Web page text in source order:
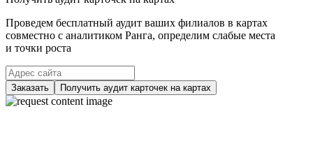
Проведем бесплатный аудит ваших филиалов в картах
совместно с аналитиком Ранга, определим слабые места
и точки роста
Заказать Получить аудит карточек на картах